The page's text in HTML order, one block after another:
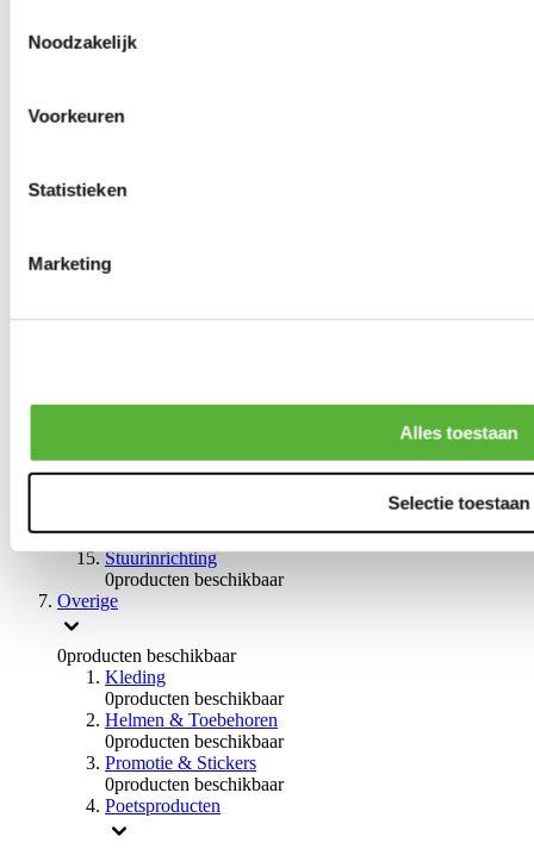
Noodzakelijk
Voorkeuren
Statistieken
Marketing
Alles toestaan
Selectie toestaan
0producten beschikbaar
0producten beschikbaar
Remmen overige
0producten beschikbaar
Stuurinrichting
0producten beschikbaar
Overige
0producten beschikbaar
Kleding
0producten beschikbaar
Helmen & Toebehoren
0producten beschikbaar
Promotie & Stickers
0producten beschikbaar
Poetsproducten